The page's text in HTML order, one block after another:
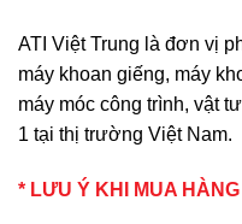
ATI Việt Trung là đơn vị
máy khoan giếng, máy
máy móc công trình, vật
1 tại thị trường Việt Nam.
* LƯU Ý KHI MUA